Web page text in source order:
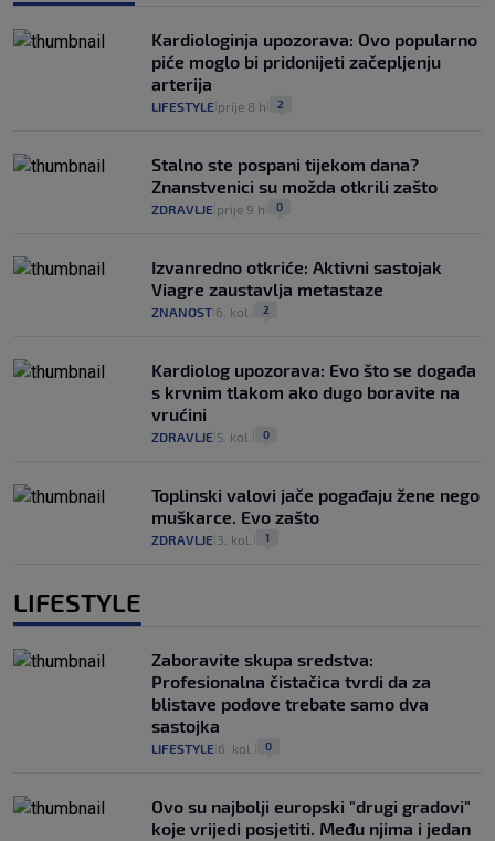
Kardiologinja upozorava: Ovo popularno
piće moglo bi pridonijeti začepljenju
arterija
LIFESTYLE prije 8 h 2
Stalno ste pospani tijekom dana?
Znanstvenici su možda otkrili zašto
ZDRAVLJE prije 9 h 0
Izvanredno otkriće: Aktivni sastojak
Viagre zaustavlja metastaze
ZNANOST 6. kol. 2
Kardiolog upozorava: Evo što se događa
s krvnim tlakom ako dugo boravite na
vrućini
ZDRAVLJE 5. kol. 0
Toplinski valovi jače pogađaju žene nego
muškarce. Evo zašto
ZDRAVLJE 3. kol. 1
LIFESTYLE
Zaboravite skupa sredstva:
Profesionalna čistačica tvrdi da za
blistave podove trebate samo dva
sastojka
LIFESTYLE 6. kol. 0
Ovo su najbolji europski "drugi gradovi"
koje vrijedi posjetiti. Među njima i jedan